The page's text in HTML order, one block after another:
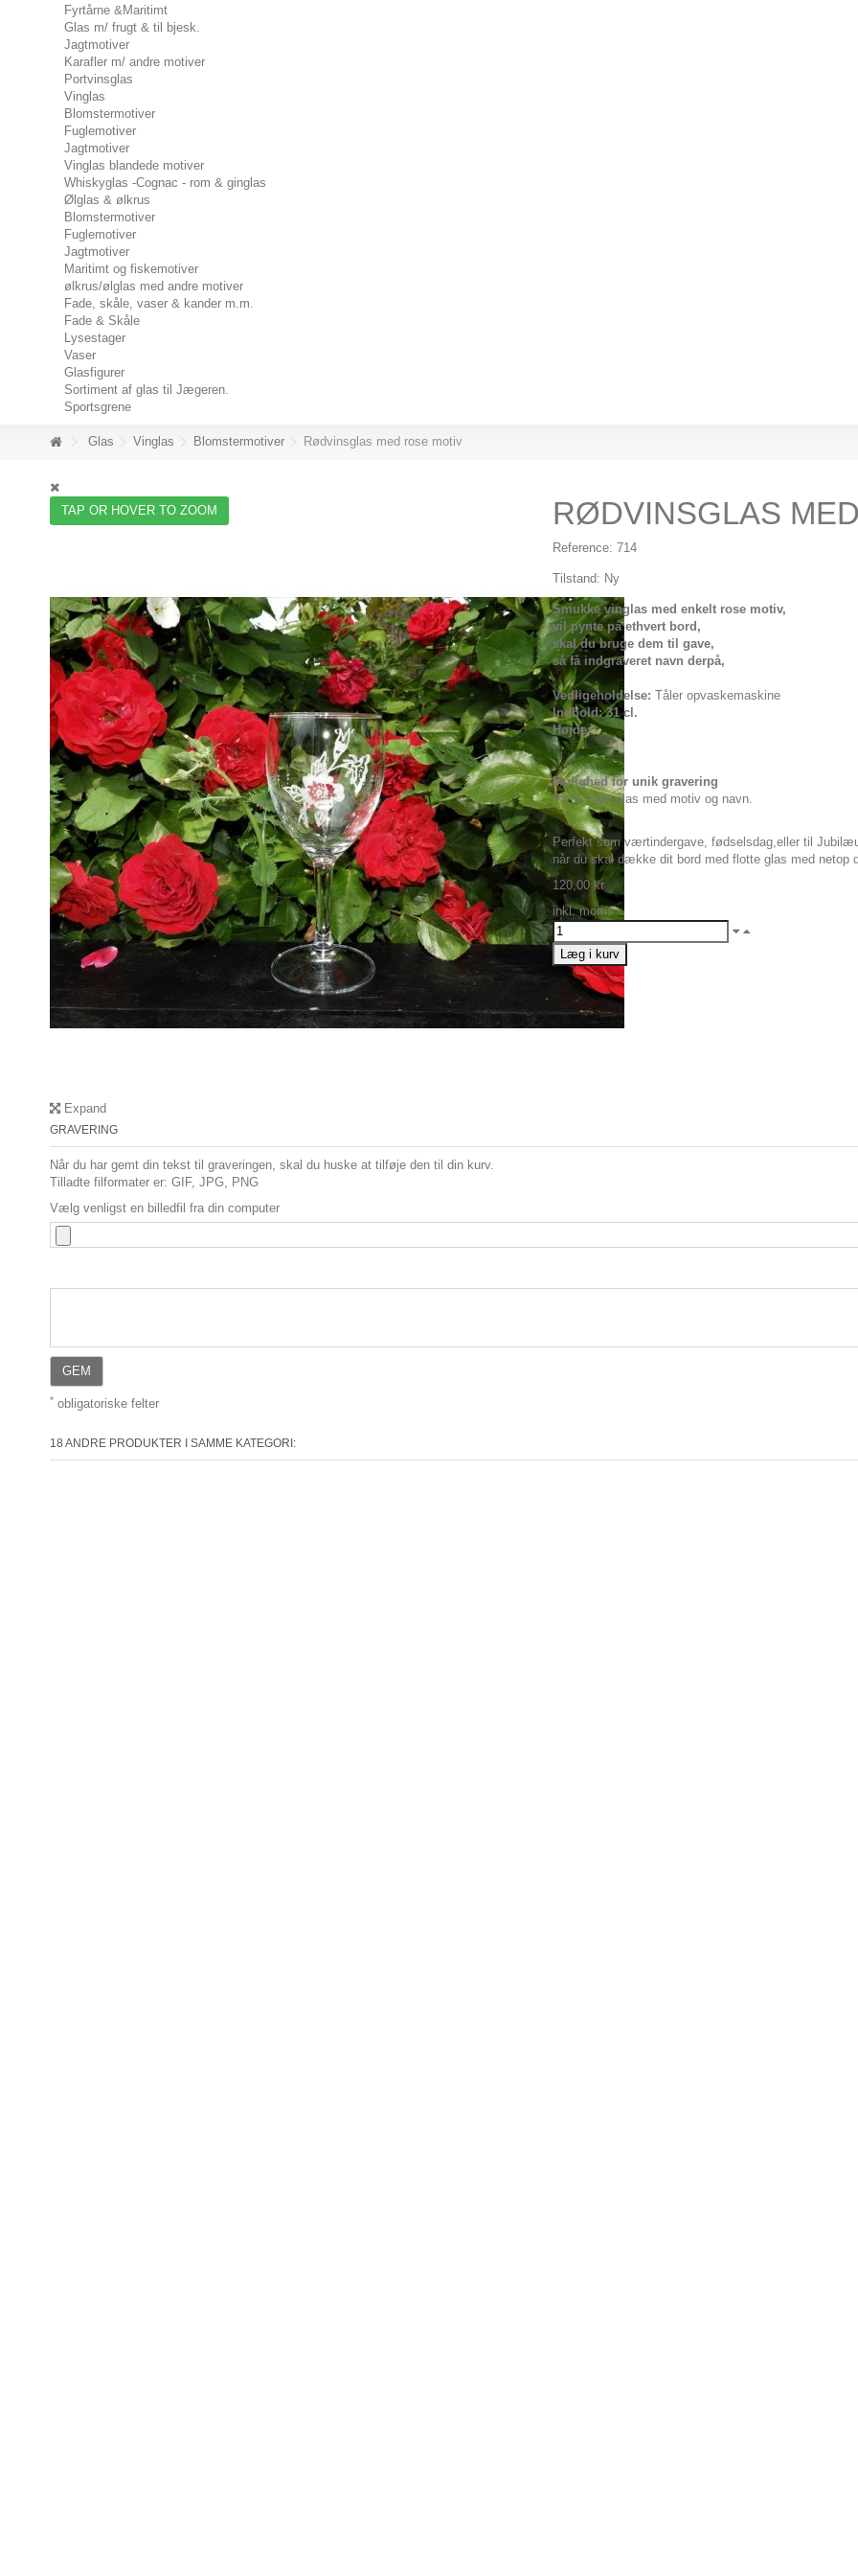
Fyrtårne &Maritimt
Glas m/ frugt & til bjesk.
Jagtmotiver
Karafler m/ andre motiver
Portvinsglas
Vinglas
Blomstermotiver
Fuglemotiver
Jagtmotiver
Vinglas blandede motiver
Whiskyglas -Cognac - rom & ginglas
Ølglas & ølkrus
Blomstermotiver
Fuglemotiver
Jagtmotiver
Maritimt og fiskemotiver
ølkrus/ølglas med andre motiver
Fade, skåle, vaser & kander m.m.
Fade & Skåle
Lysestager
Vaser
Glasfigurer
Sortiment af glas til Jægeren.
Sportsgrene
Glas Vinglas Blomstermotiver Rødvinsglas med rose motiv
TAP OR HOVER TO ZOOM
Expand
RØDVINSGLAS
Reference: 714
Tilstand: Ny
Smukke vinglas med enkelt rose motiv,
vil pynte på ethvert bord,
skal du bruge dem til gave,
så få indgraveret navn derpå,
Vedligeholdelse: Tåler opvaskemaskine
Indhold: 31 cl.
Højde:
Mulighed for unik gravering
Få dit eget glas med motiv og navn.
Perfekt som værtindergave, fødselsdag,eller til
når du skal dække dit bord med flotte glas med netop
120,00 kr
inkl. moms
Læg i kurv
GRAVERING
Når du har gemt din tekst til graveringen, skal du huske at tilføje den til din kurv.
Tilladte filformater er: GIF, JPG, PNG
Vælg venligst en billedfil fra din computer
GEM
* obligatoriske felter
18 ANDRE PRODUKTER I SAMME KATEGORI: